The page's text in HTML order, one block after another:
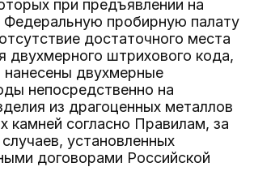
при предъявлении на
Федеральную пробирную палату
достаточного места
двухмерного штрихового кода,
двухмерные
непосредственно на
из драгоценных металлов
камней согласно Правилам, за
установленных
договорами Российской